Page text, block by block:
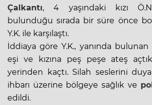
Çalkantı, 4 yaşındaki kızı
bulunduğu sırada bir süre önce
Y.K. ile karşılaştı.
İddiaya göre Y.K., yanında
eşi ve kızına peş peşe ateş
yerinden kaçtı. Silah seslerini
ihbarı üzerine bölgeye sağlık ve
edildi.